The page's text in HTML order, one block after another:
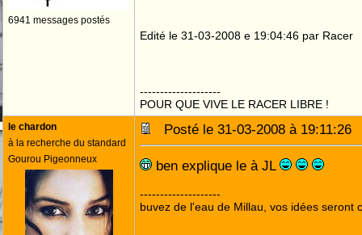
6941 messages postés
Edité le 31-03-2008 e 19:04:46 par Racer
--------------------
POUR QUE VIVE LE RACER LIBRE !
le chardon
à la recherche du standard
Gourou Pigeonneux
Posté le 31-03-2008 à
ben explique le à JL
--------------------
buvez de l'eau de Millau, vos idées seront